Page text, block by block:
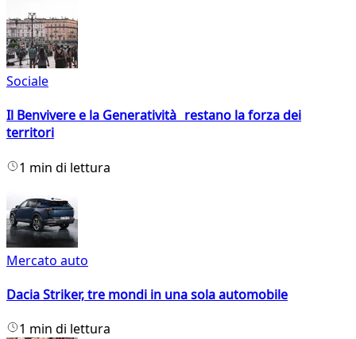
Sociale
Il Benvivere e la Generatività restano la forza dei
territori
1 min di lettura
Mercato auto
Dacia Striker, tre mondi in una sola automobile
1 min di lettura